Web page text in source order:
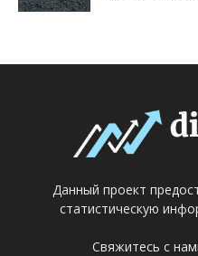
Данный проект
статистическую
Свяжитесь с